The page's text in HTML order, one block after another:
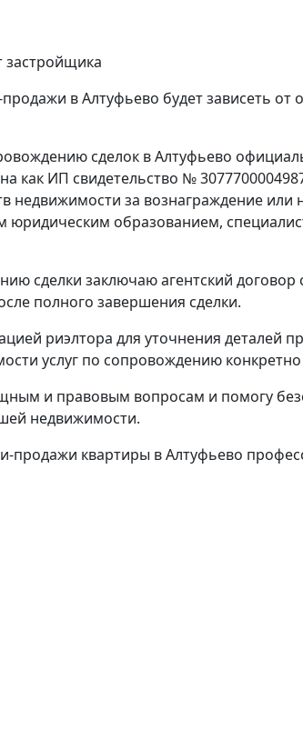
застройщика
в Алтуфьево будет зависеть от
сделок в Алтуфьево
как ИП свидетельство №
недвижимости за вознаграждение или
образованием,
сделки заключаю агентский
полного завершения сделки.
риэлтора для уточнения деталей
услуг по сопровождению
и правовым вопросам и помогу
недвижимости.
продажи квартиры в Алтуфьево